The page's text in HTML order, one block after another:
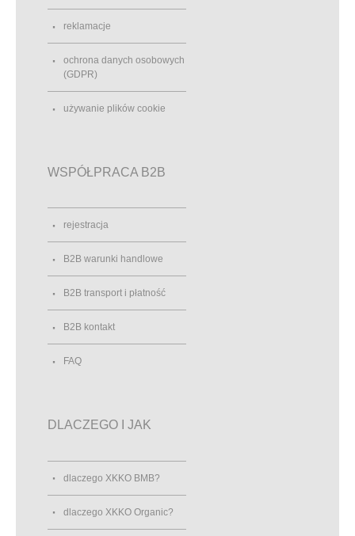
reklamacje
ochrona danych osobowych
(GDPR)
używanie plików cookie
WSPÓŁPRACA B2B
rejestracja
B2B warunki handlowe
B2B transport i płatność
B2B kontakt
FAQ
DLACZEGO I JAK
dlaczego XKKO BMB?
dlaczego XKKO Organic?